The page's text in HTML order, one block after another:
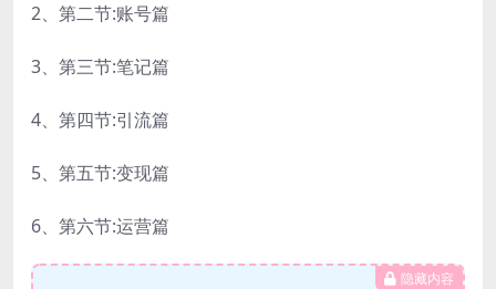
2、第二节:账号篇
3、第三节:笔记篇
4、第四节:引流篇
5、第五节:变现篇
6、第六节:运营篇
隐藏内容